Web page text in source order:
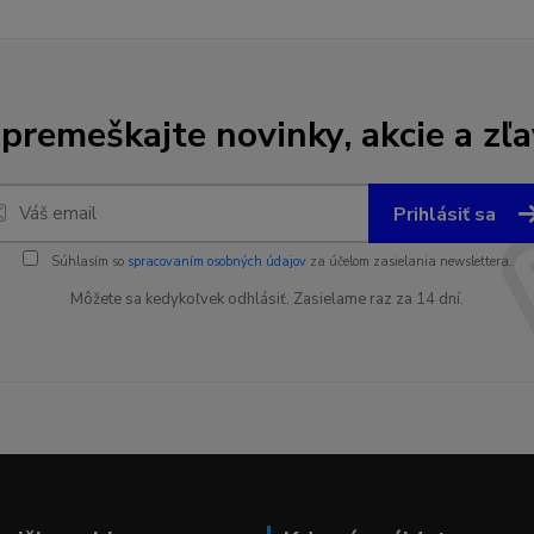
novinky, akcie a
Prihlásiť sa
Súhlasím so spracovaním osobných údajovza účelom zasielania newslettera.
Môžete sa kedykoľvek odhlásiť. Zasielame raz za 14 dní.